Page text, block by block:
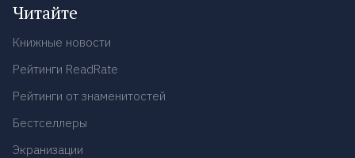
Читайте
Книжные новости
Рейтинги ReadRate
Рейтинги от знаменитостей
Бестселлеры
Экранизации